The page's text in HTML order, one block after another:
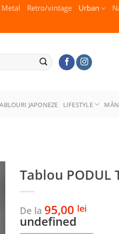
Retro/vintage Urban
JAPONEZE LIFESTYLE
Tablou PODUL
De la 95,00 lei
undefined